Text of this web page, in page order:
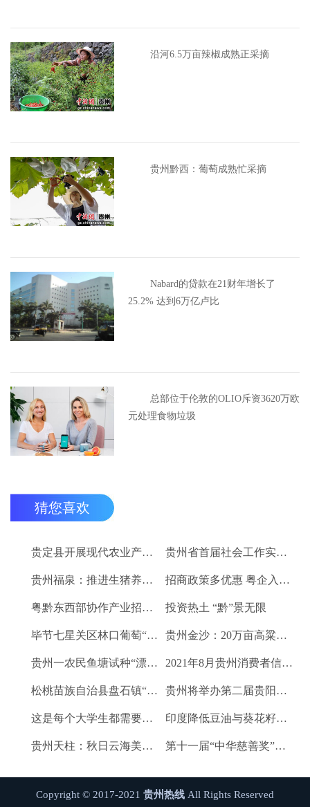
沿河6.5万亩辣椒成熟正采摘
贵州黔西：葡萄成熟忙采摘
Nabard的贷款在21财年增长了
25.2% 达到6万亿卢比
总部位于伦敦的OLIO斥资3620万欧
元处理食物垃圾
猜您喜欢
贵定县开展现代农业产业“稻+N”田间示范技术培训 贵州省首届社会工作实务技能大赛启动
贵州福泉：推进生猪养殖现代化 开创产业发展新格局 招商政策多优惠 粤企入黔得实惠
粤黔东西部协作产业招商对接会将于9月8日举行 投资热土 “黔”景无限
毕节七星关区林口葡萄“卖”进羊城 贵州金沙：20万亩高粱、2.67万亩烤烟喜获丰收
贵州一农民鱼塘试种“漂浮水稻”获成功 亩产千斤稻谷 2021年8月贵州消费者信心及健康指数创下新高
松桃苗族自治县盘石镇“三驾马车”拉出人民群众平安幸福生活 贵州将举办第二届贵阳工业博览会
这是每个大学生都需要的1个金融工具 印度降低豆油与葵花籽油进口税以平息价格
贵州天柱：秋日云海美如画 第十一届“中华慈善奖”揭晓 贵州2企业1项目1人获奖
Copyright © 2017-2021 贵州热线 All Rights Reserved